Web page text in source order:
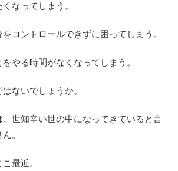
なってしまう。
コントロールできずに困ってしまう。
やる時間がなくなってしまう。
ないでしょうか。
世知辛い世の中になってきていると言
。
最近。